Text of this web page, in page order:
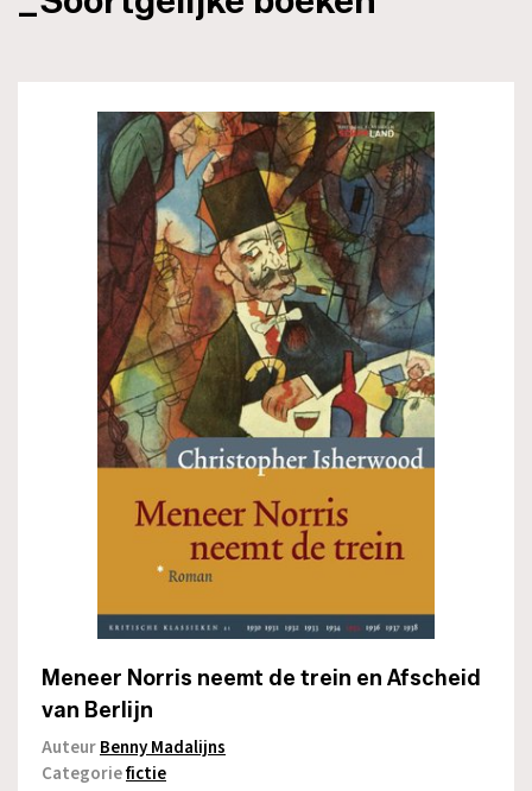
Meneer Norris neemt de trein en Afscheid
van Berlijn
AuteurBenny Madalijns
Categoriefictie